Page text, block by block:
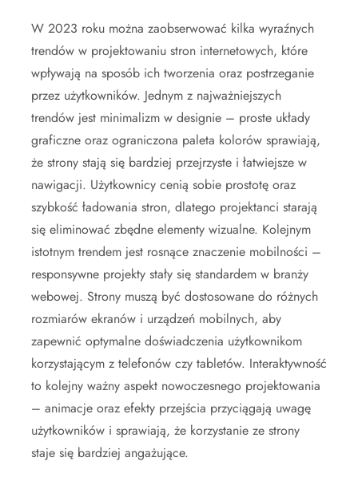
W 2023 roku można zaobserwować kilka wyraźnych
trendów w projektowaniu stron internetowych, które
wpływają na sposób ich tworzenia oraz postrzeganie
przez użytkowników. Jednym z najważniejszych
trendów jest minimalizm w designie – proste układy
graficzne oraz ograniczona paleta kolorów sprawiają,
że strony stają się bardziej przejrzyste i łatwiejsze w
nawigacji. Użytkownicy cenią sobie prostotę oraz
szybkość ładowania stron, dlatego projektanci starają
się eliminować zbędne elementy wizualne. Kolejnym
istotnym trendem jest rosnące znaczenie mobilności –
responsywne projekty stały się standardem w branży
webowej. Strony muszą być dostosowane do różnych
rozmiarów ekranów i urządzeń mobilnych, aby
zapewnić optymalne doświadczenia użytkownikom
korzystającym z telefonów czy tabletów. Interaktywność
to kolejny ważny aspekt nowoczesnego projektowania
– animacje oraz efekty przejścia przyciągają uwagę
użytkowników i sprawiają, że korzystanie ze strony
staje się bardziej angażujące.